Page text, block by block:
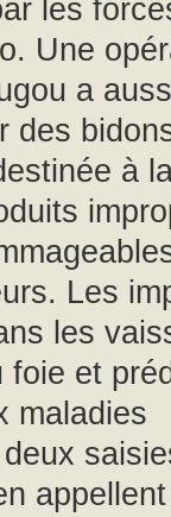
les
Une
a
des
à
Les
les
foie et
maladies